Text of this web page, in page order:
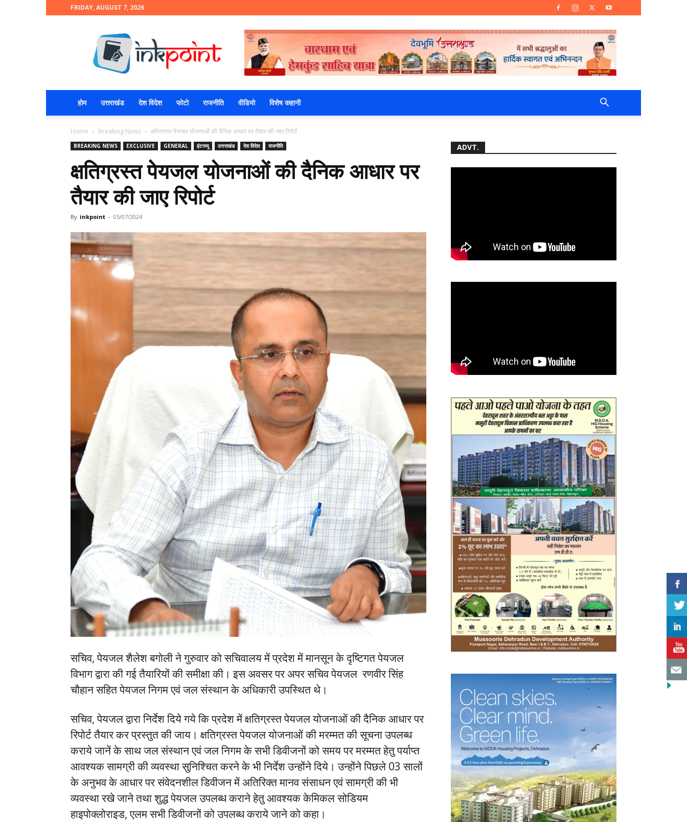
FRIDAY, AUGUST 7, 2026
होम उत्तराखंड देश विदेश फोटो राजनीति वीडियो विशेष कहानी
Home Breaking News क्षतिग्रस्त पेयजल योजनाओं की दैनिक आधार पर तैयार की जाए रिपोर्ट
BREAKING NEWS EXCLUSIVE GENERAL इंटरव्यू उत्तराखंड देश विदेश राजनीति
क्षतिग्रस्त पेयजल योजनाओं की दैनिक आधार पर
तैयार की जाए रिपोर्ट
By inkpoint - 05/07/2024
सचिव, पेयजल शैलेश बगोली ने गुरुवार को सचिवालय में प्रदेश में मानसून के दृष्टिगत पेयजल
विभाग द्वारा की गई तैयारियों की समीक्षा की। इस अवसर पर अपर सचिव पेयजल रणवीर सिंह
चौहान सहित पेयजल निगम एवं जल संस्थान के अधिकारी उपस्थित थे।
सचिव, पेयजल द्वारा निर्देश दिये गये कि प्रदेश में क्षतिग्रस्त पेयजल योजनाओं की दैनिक आधार पर
रिपोर्ट तैयार कर प्रस्तुत की जाय। क्षतिग्रस्त पेयजल योजनाओं की मरम्मत की सूचना उपलब्ध
कराये जानें के साथ जल संस्थान एवं जल निगम के सभी डिवीजनों को समय पर मरम्मत हेतु पर्याप्त
आवश्यक सामग्री की व्यवस्था सुनिश्चित करने के भी निर्देश उन्होंने दिये। उन्होंने पिछले 03 सालों
के अनुभव के आधार पर संवेदनशील डिवीजन में अतिरिक्त मानव संसाधन एवं सामग्री की भी
व्यवस्था रखे जाने तथा शुद्ध पेयजल उपलब्ध कराने हेतु आवश्यक केमिकल सोडियम
हाइपोक्लोराइड, एलम सभी डिवीजनों को उपलब्ध कराये जाने को कहा।
ADVT.